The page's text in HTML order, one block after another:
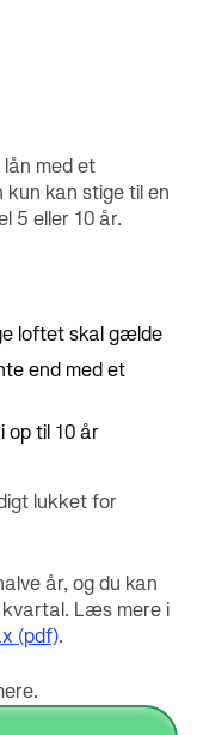
med et
kan stige til en
5 eller 10 år.
loftet skal gælde
end med et
op til 10 år
lukket for
år, og du kan
Læs mere i
(pdf).